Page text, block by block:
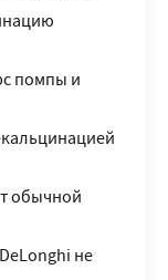
помпы и
обычной
не